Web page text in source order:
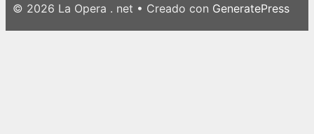
© 2026 La Opera . net • Creado con GeneratePress